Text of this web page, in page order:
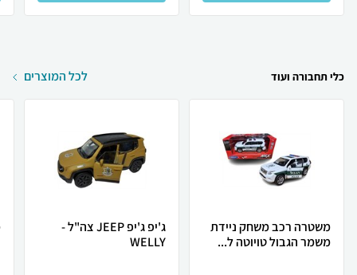
כלי תחבורה ועוד לכל המוצרים
משטרה רכב משחק ניידת
משמר הגבול טויוטה ל...
ג'יפ ג'יפ JEEP צה"ל -
WELLY